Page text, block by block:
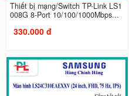
Thiết bị mạng/Switch TP-Link LS1
008G 8-Port 10/100/1000Mbps...
330.000 đ